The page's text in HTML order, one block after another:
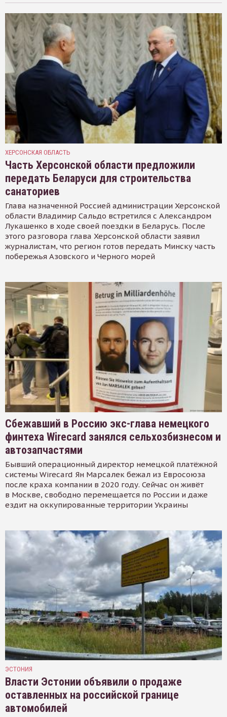
ХЕРСОНСКАЯ ОБЛАСТЬ
Часть Херсонской области предложили
передать Беларуси для строительства
санаториев
Глава назначенной Россией администрации Херсонской
области Владимир Сальдо встретился с Александром
Лукашенко в ходе своей поездки в Беларусь. После
этого разговора глава Херсонской области заявил
журналистам, что регион готов передать Минску часть
побережья Азовского и Черного морей
Сбежавший в Россию экс-глава немецкого
финтеха Wirecard занялся сельхозбизнесом и
автозапчастями
Бывший операционный директор немецкой платёжной
системы Wirecard Ян Марсалек бежал из Евросоюза
после краха компании в 2020 году. Сейчас он живёт
в Москве, свободно перемещается по России и даже
ездит на оккупированные территории Украины
ЭСТОНИЯ
Власти Эстонии объявили о продаже
оставленных на российской границе
автомобилей